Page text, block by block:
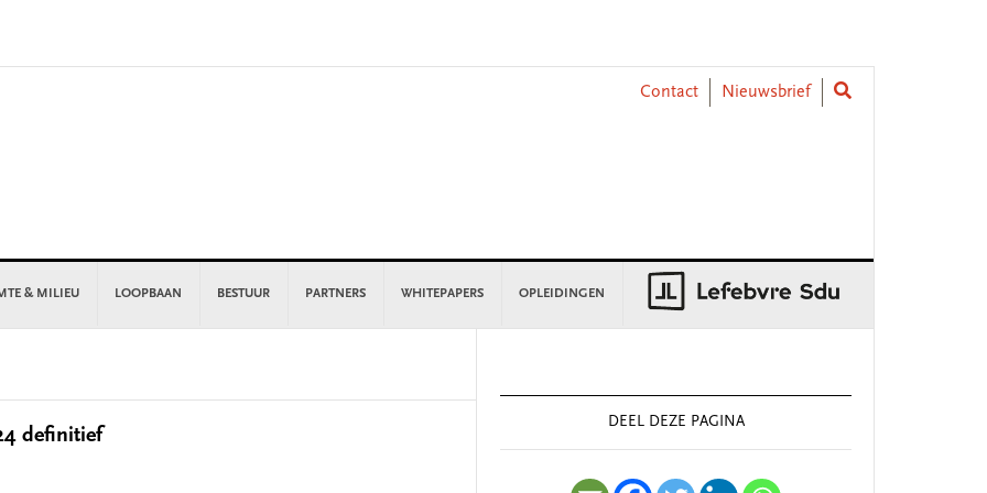
Contact
Nieuwsbrief
& MILIEU LOOPBAAN BESTUUR PARTNERS WHITEPAPERS OPLEIDINGEN
definitief
Sidebar
DEEL DEZE PAGINA